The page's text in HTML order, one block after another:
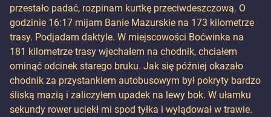
przestało padać, rozpinam kurtkę przeciwdeszczową. O
godzinie 16:17 mijam Banie Mazurskie na 173 kilometrze
trasy. Podjadam daktyle. W miejscowości Boćwinka na
181 kilometrze trasy wjechałem na chodnik, chciałem
ominąć odcinek starego bruku. Jak się później okazało
chodnik za przystankiem autobusowym był pokryty bardzo
śliską mazią i zaliczyłem upadek na lewy bok. W ułamku
sekundy rower uciekł mi spod tyłka i wylądował w trawie.